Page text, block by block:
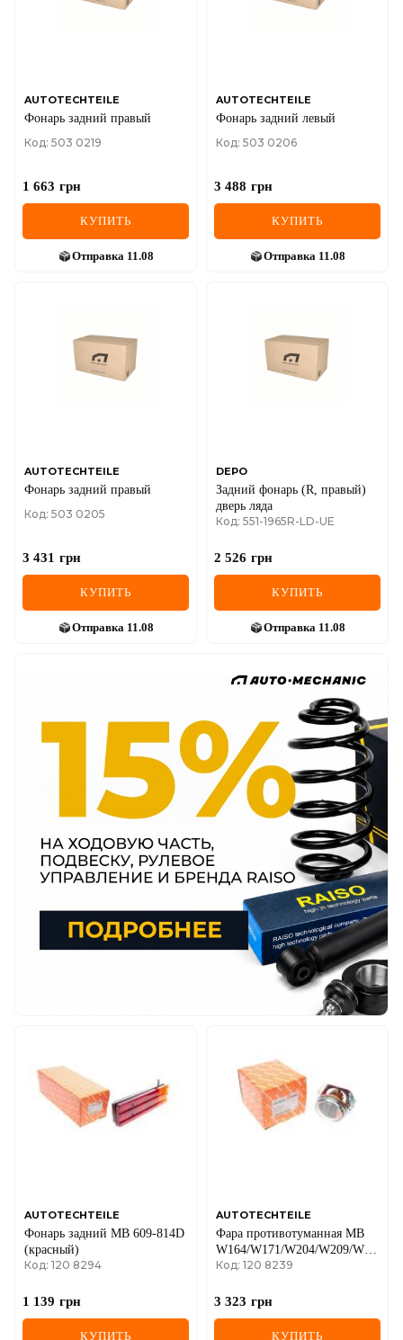
AUTOTECHTEILE
Фонарь задний правый
Код: 503 0219
1 663 грн
КУПИТЬ
Отправка 11.08
AUTOTECHTEILE
Фонарь задний левый
Код: 503 0206
3 488 грн
КУПИТЬ
Отправка 11.08
AUTOTECHTEILE
Фонарь задний правый
Код: 503 0205
3 431 грн
КУПИТЬ
Отправка 11.08
DEPO
Задний фонарь (R, правый)
дверь ляда
Код: 551-1965R-LD-UE
2 526 грн
КУПИТЬ
Отправка 11.08
AUTOTECHTEILE
Фонарь задний MB 609-814D
(красный)
Код: 120 8294
1 139 грн
КУПИТЬ
AUTOTECHTEILE
Фара противотуманная MB
W164/W171/W204/W209/W216/
02-17 (L)
Код: 120 8239
3 323 грн
КУПИТЬ